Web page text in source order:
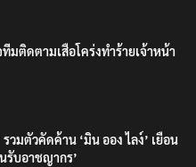
มติดตามเสือโคร่งทำร้ายเจ้าหน้า
วมตัวคัดค้าน ‘มิน ออง ไลง์’ เยือน
รับอาชญากร’